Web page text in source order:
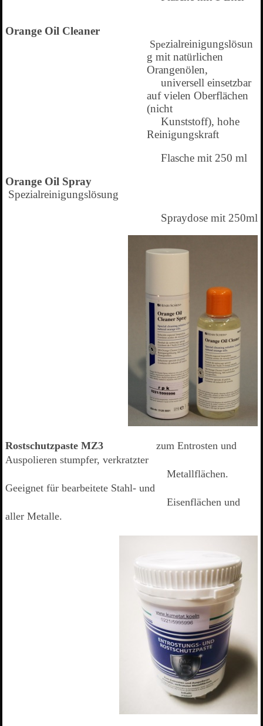
Orange Oil Cleaner
Spezialreinigungslösun
g mit natürlichen
Orangenölen,
universell einsetzbar
auf vielen Oberflächen
(nicht
Kunststoff), hohe
Reinigungskraft
Flasche mit 250 ml
Orange Oil Spray
Spezialreinigungslösung
Spraydose mit 250ml
Rostschutzpaste MZ3zum Entrosten und
Auspolieren stumpfer, verkratzter
Metallflächen.
Geeignet für bearbeitete Stahl- und
Eisenflächen und
aller Metalle.